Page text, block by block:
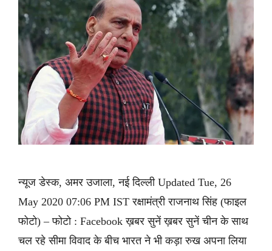
न्यूज डेस्क, अमर उजाला, नई दिल्ली Updated Tue, 26
May 2020 07:06 PM IST रक्षामंत्री राजनाथ सिंह (फाइल
फोटो) – फोटो : Facebook ख़बर सुनें ख़बर सुनें चीन के साथ
चल रहे सीमा विवाद के बीच भारत ने भी कड़ा रुख अपना लिया